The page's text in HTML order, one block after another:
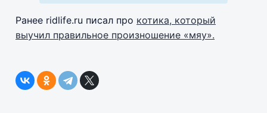
Ранее ridlife.ru писал про котика, который
выучил правильное произношение «мяу».